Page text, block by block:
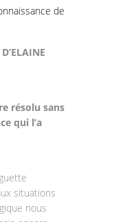
de
résolu sans
qui l’a
situations
nous